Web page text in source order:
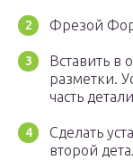
Фрезой
Вставить в
разметки.
часть
Сделать
второй